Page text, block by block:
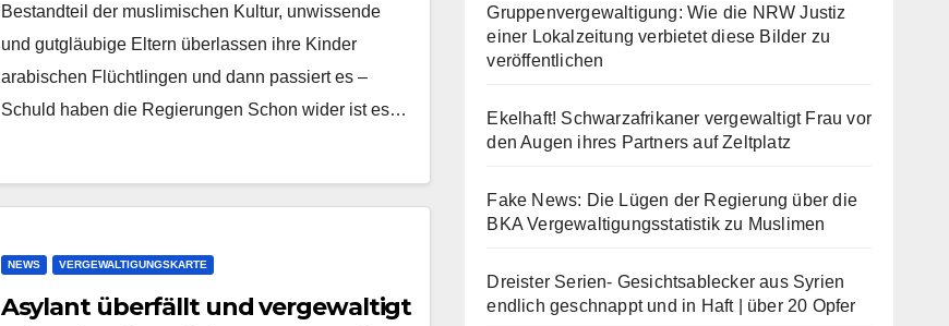
Bestandteil der muslimischen Kultur, unwissende
und gutgläubige Eltern überlassen ihre Kinder
arabischen Flüchtlingen und dann passiert es –
Schuld haben die Regierungen Schon wider ist es…
NEWS VERGEWALTIGUNGSKARTE
Asylant überfällt und vergewaltigt
Gruppenvergewaltigung: Wie die NRW Justiz
einer Lokalzeitung verbietet diese Bilder zu
veröffentlichen
Ekelhaft! Schwarzafrikaner vergewaltigt Frau vor
den Augen ihres Partners auf Zeltplatz
Fake News: Die Lügen der Regierung über die
BKA Vergewaltigungsstatistik zu Muslimen
Dreister Serien- Gesichtsablecker aus Syrien
endlich geschnappt und in Haft | über 20 Opfer